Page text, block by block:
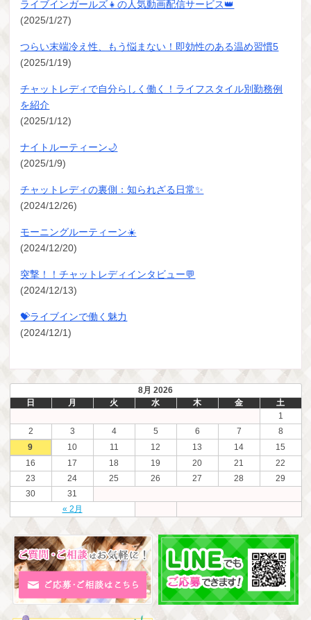
ライブインガールズ👧の人気動画配信サービス👑
(2025/1/27)
つらい末端冷え性、もう悩まない！即効性のある温め習慣5
(2025/1/19)
チャットレディで自分らしく働く！ライフスタイル別勤務例
を紹介
(2025/1/12)
ナイトルーティーン🌙
(2025/1/9)
チャットレディの裏側：知られざる日常✨
(2024/12/26)
モーニングルーティーン☀️
(2024/12/20)
突撃！！チャットレディインタビュー💬
(2024/12/13)
💝ライブインで働く魅力
(2024/12/1)
8月 2026
日
月 火 水 木 金 土
« 2月
1
2
3 4 5 6 7
8
9
10 11 12 13 14
15
16
17 18 19 20 21
22
23
24 25 26 27 28
29
30
31